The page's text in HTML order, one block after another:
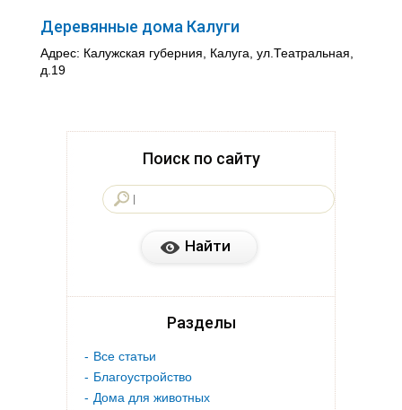
Деревянные дома Калуги
Адрес: Калужская губерния, Калуга, ул.Театральная,
д.19
Поиск по сайту
Разделы
Все статьи
Благоустройство
Дома для животных